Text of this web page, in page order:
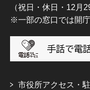
（祝日・休日・12月
※一部の窓口では開
市役所アクセス・